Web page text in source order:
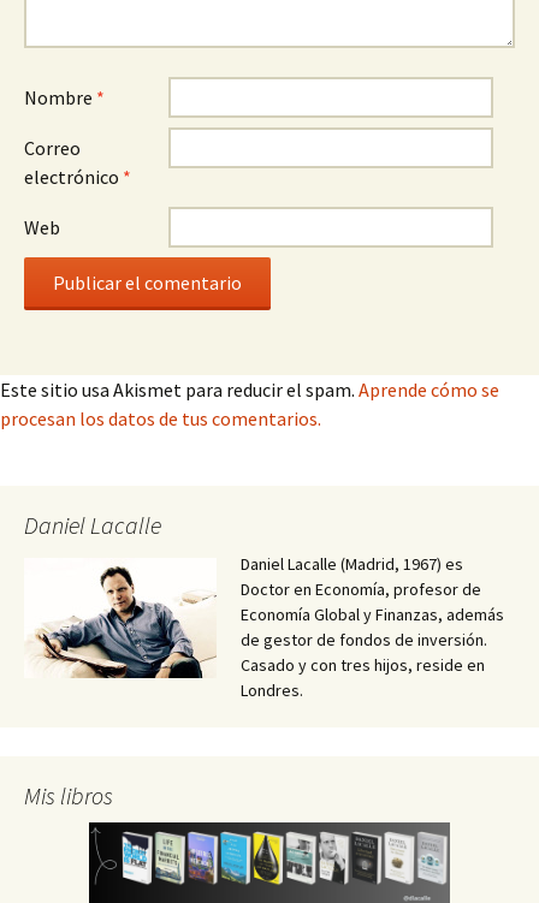
Nombre *
Correo
electrónico *
Web
Este sitio usa Akismet para reducir el spam. Aprende cómo se
procesan los datos de tus comentarios.
Daniel Lacalle
Daniel Lacalle (Madrid, 1967) es
Doctor en Economía, profesor de
Economía Global y Finanzas, además
de gestor de fondos de inversión.
Casado y con tres hijos, reside en
Londres.
Mis libros